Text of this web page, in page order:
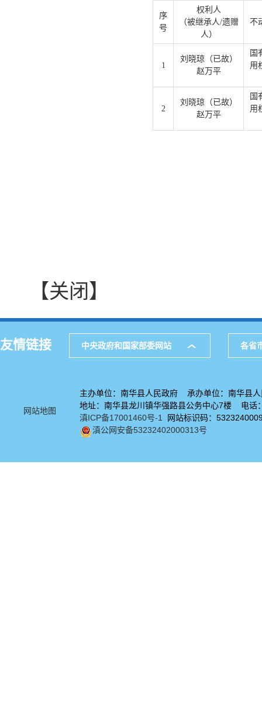
序
号
权利人
（被继承人/遗赠
人）
不
1
刘晓琼（已故）
赵万平
国
用
2
刘晓琼（已故）
赵万平
国
用
【关闭】
友情链接 中央政府和国家部委网站 各省
网站地图
主办单位：南华县人民政府 承办单位：南华县人
地址：南华县龙川镇华强路县公务中心7楼 电
滇ICP备17001460号-1
网站标识码：
滇公网安备53232402000313号